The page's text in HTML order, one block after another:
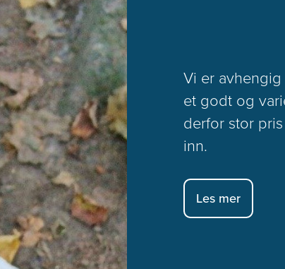
Vi er
et godt og
derfor stor
inn.
Les mer